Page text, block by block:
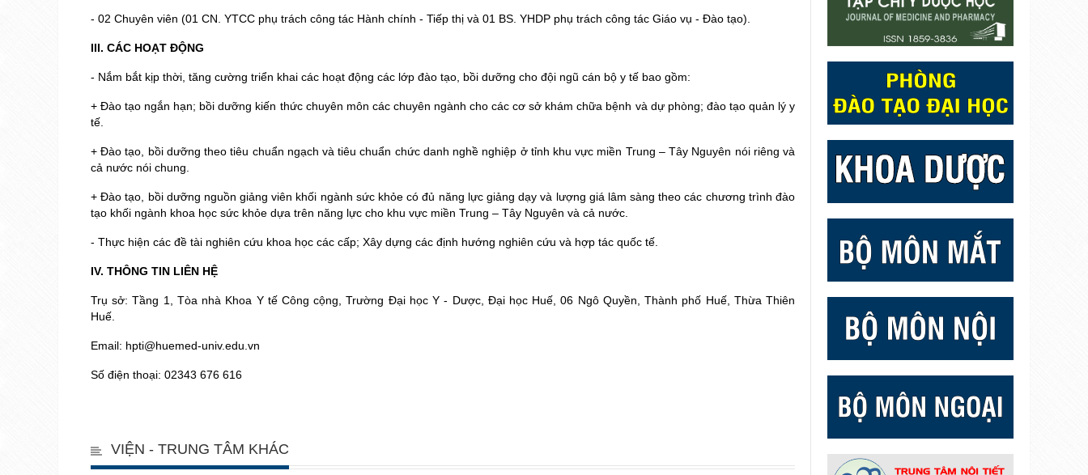
- 02 Chuyên viên (01 CN. YTCC phụ trách công tác Hành chính - Tiếp thị và 01 BS. YHDP phụ trách công tác Giáo vụ - Đào tạo).
III. CÁC HOẠT ĐỘNG
- Nắm bắt kịp thời, tăng cường triển khai các hoạt động các lớp đào tạo, bồi dưỡng cho đội ngũ cán bộ y tế bao gồm:
+ Đào tạo ngắn hạn; bồi dưỡng kiến thức chuyên môn các chuyên ngành cho các cơ sở khám chữa bệnh và dự phòng; đào tạo quản lý y
tế.
+ Đào tạo, bồi dưỡng theo tiêu chuẩn ngạch và tiêu chuẩn chức danh nghề nghiệp ở tỉnh khu vực miền Trung – Tây Nguyên nói riêng và
cả nước nói chung.
+ Đào tạo, bồi dưỡng nguồn giảng viên khối ngành sức khỏe có đủ năng lực giảng dạy và lượng giá lâm sàng theo các chương trình đào
tạo khối ngành khoa học sức khỏe dựa trên năng lực cho khu vực miền Trung – Tây Nguyên và cả nước.
- Thực hiện các đề tài nghiên cứu khoa học các cấp; Xây dựng các định hướng nghiên cứu và hợp tác quốc tế.
IV. THÔNG TIN LIÊN HỆ
Trụ sở: Tầng 1, Tòa nhà Khoa Y tế Công cộng, Trường Đại học Y - Dược, Đại học Huế, 06 Ngô Quyền, Thành phố Huế, Thừa Thiên
Huế.
Email: hpti@huemed-univ.edu.vn
Số điện thoại: 02343 676 616
VIỆN - TRUNG TÂM KHÁC